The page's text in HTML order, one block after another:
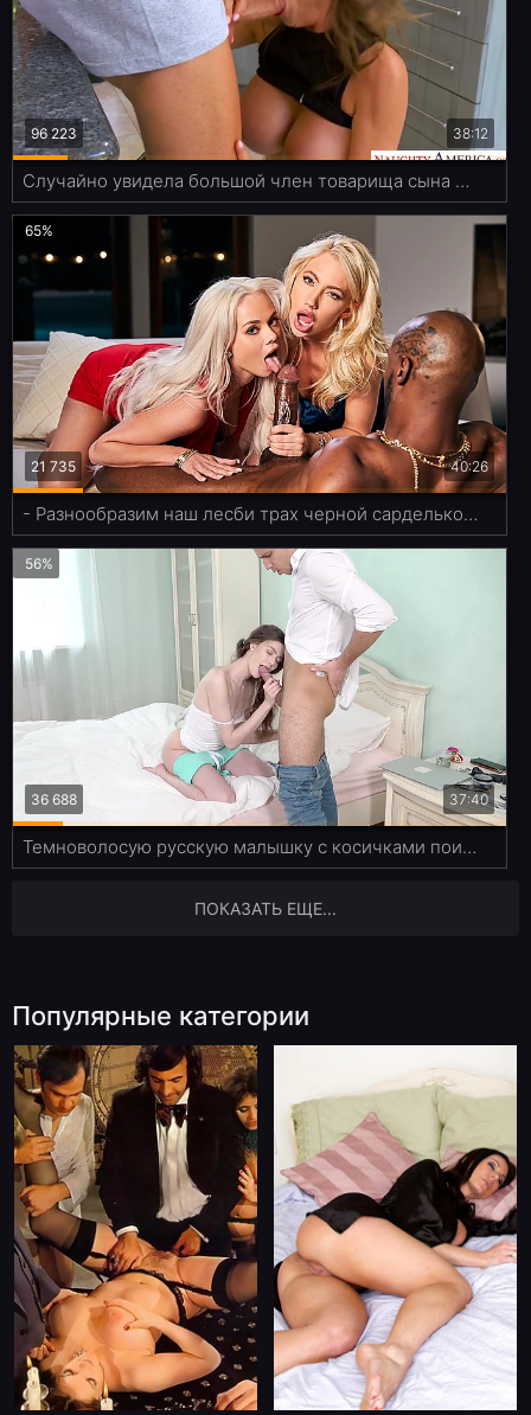
38:12
96 223
Случайно увидела большой член товарища сына и теперь хочет его заполучить
40:26
65%
21 735
- Разнообразим наш лесби трах черной сарделькой? - Чур ебаря выбираю я
37:40
56%
36 688
Темноволосую русскую малышку с косичками поимели на шикарной белой кровати
ПОКАЗАТЬ ЕЩЕ...
Популярные категории